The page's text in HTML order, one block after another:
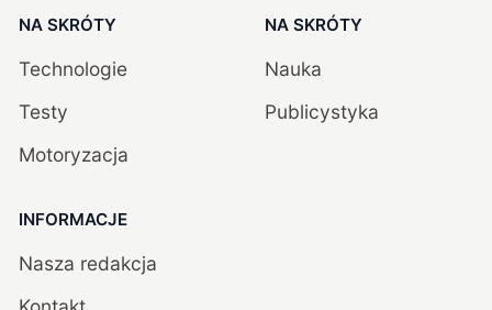
NA SKRÓTY
Technologie
Testy
Motoryzacja
NA SKRÓTY
Nauka
Publicystyka
INFORMACJE
Nasza redakcja